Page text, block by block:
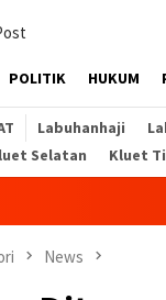
POLITIK HUKUM
Labuhanhaji
Selatan Kluet
News